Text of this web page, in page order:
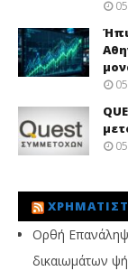
Ορθή
δικαιωμάτων